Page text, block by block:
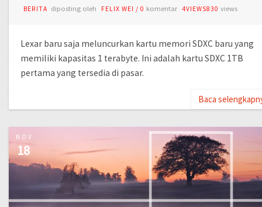
BERITA diposting oleh FELIX WEI / 0 komentar 4VIEWS830 views
Lexar baru saja meluncurkan kartu memori SDXC baru yang
memiliki kapasitas 1 terabyte. Ini adalah kartu SDXC 1TB
pertama yang tersedia di pasar.
Baca
NOV
18